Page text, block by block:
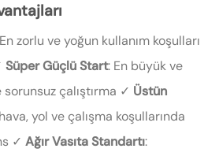
zorlu ve yoğun kullanım koşulları
Süper Güçlü Start: En büyük ve
çalıştırma ✓ Üstün
yol ve çalışma koşullarında
✓ Ağır Vasıta Standartı: